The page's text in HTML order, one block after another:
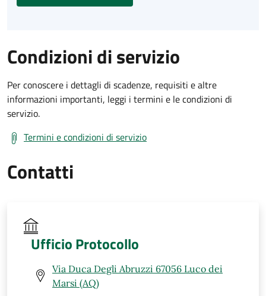
Condizioni di servizio
Per conoscere i dettagli di scadenze, requisiti e altre
informazioni importanti, leggi i termini e le condizioni di
servizio.
Termini e condizioni di servizio
Contatti
Ufficio Protocollo
Via Duca Degli Abruzzi 67056 Luco dei
Marsi (AQ)